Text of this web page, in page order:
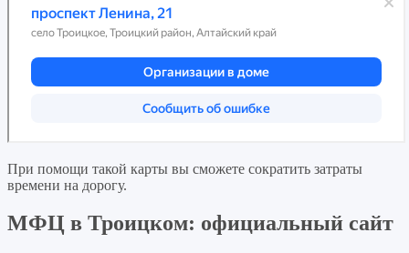
При помощи такой карты вы сможете сократить затраты
времени на дорогу.
МФЦ в Троицком: официальный сайт